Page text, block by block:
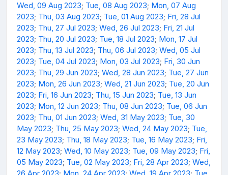
Wed, 09 Aug 2023; Tue, 08 Aug 2023; Mon, 07 Aug
2023; Thu, 03 Aug 2023; Tue, 01 Aug 2023; Fri, 28 Jul
2023; Thu, 27 Jul 2023; Wed, 26 Jul 2023; Fri, 21 Jul
2023; Thu, 20 Jul 2023; Tue, 18 Jul 2023; Mon, 17 Jul
2023; Thu, 13 Jul 2023; Thu, 06 Jul 2023; Wed, 05 Jul
2023; Tue, 04 Jul 2023; Mon, 03 Jul 2023; Fri, 30 Jun
2023; Thu, 29 Jun 2023; Wed, 28 Jun 2023; Tue, 27 Jun
2023; Mon, 26 Jun 2023; Wed, 21 Jun 2023; Tue, 20 Jun
2023; Fri, 16 Jun 2023; Thu, 15 Jun 2023; Tue, 13 Jun
2023; Mon, 12 Jun 2023; Thu, 08 Jun 2023; Tue, 06 Jun
2023; Thu, 01 Jun 2023; Wed, 31 May 2023; Tue, 30
May 2023; Thu, 25 May 2023; Wed, 24 May 2023; Tue,
23 May 2023; Thu, 18 May 2023; Tue, 16 May 2023; Fri,
12 May 2023; Wed, 10 May 2023; Tue, 09 May 2023; Fri,
05 May 2023; Tue, 02 May 2023; Fri, 28 Apr 2023; Wed,